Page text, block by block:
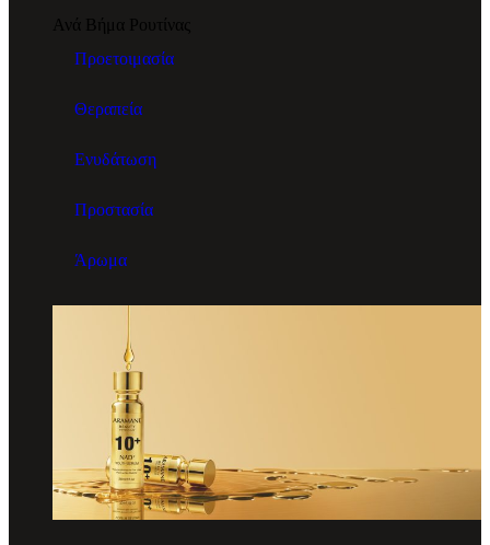
Ανά Βήμα Ρουτίνας
Προετοιμασία
Θεραπεία
Ενυδάτωση
Προστασία
Άρωμα